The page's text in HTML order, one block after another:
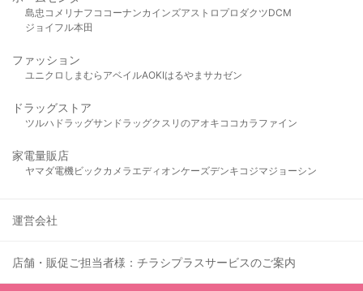
島忠 コメリ ナフコ コーナンカインズアストロプロダクツDCM
ジョイフル本田
ファッション
ユニクロ しまむら アベイルAOKIはるやま サカゼン
ドラッグストア
ツルハドラッグサンドラッグクスリのアオキ ココカラファイン
家電量販店
ヤマダ電機ビックカメラ エディオンケーズデンキ コジマジョーシン
運営会社
店舗・販促ご担当者様：チラシプラスサービスのご案内